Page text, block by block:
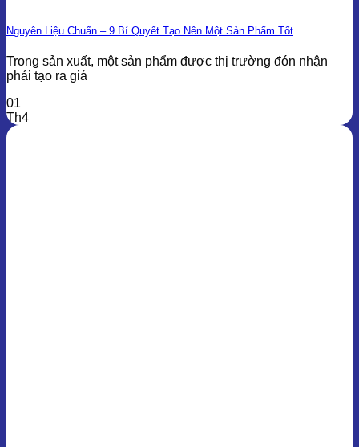
Nguyên Liệu Chuẩn – 9 Bí Quyết Tạo Nên Một Sản Phẩm Tốt
Trong sản xuất, một sản phẩm được thị trường đón nhận
phải tạo ra giá
01
Th4